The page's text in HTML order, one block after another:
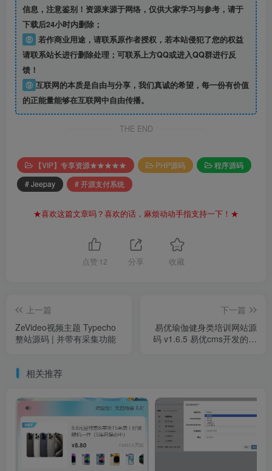
信息，注意鉴别！资源来源于网络，仅供大家学习与参考，请于
下载后24小时内删除；
⑧ 若作商业用途，请联系原作者授权，若本站侵犯了您的权益
请联系站长进行删除处理；可联系上方QQ或进入QQ群进行反
馈！
⑨ 互联网的本质是自由与分享，我们真诚的希望，每一份有价值
的正能量能够在互联网中自由传播。
THE END
【VIP】专享资源★★★★★ PHP源码
程序源码
# Jeepay
# 开源支付系统
★喜欢这篇文章吗？喜欢的话，麻烦动动手指支持一下！★
点赞 12 分享 收藏
上一篇
ZeVideo视频主题 Typecho
整站源码 | 并带有采集功能
下一篇
易优瑜伽健身类培训网站源
码 v1.6.5 易优cms开发的企
相关推荐